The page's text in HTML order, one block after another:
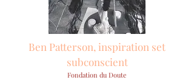
Ben Patterson, inspiration set
subconscient
Fondation du Doute